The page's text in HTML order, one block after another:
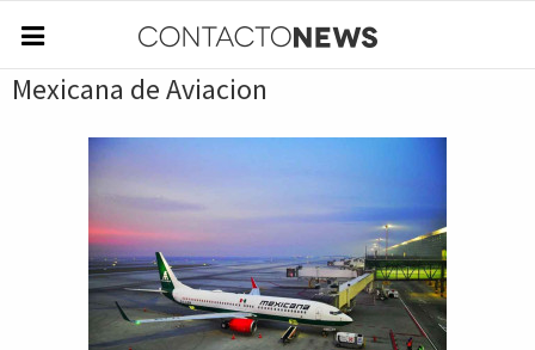
Mexicana de Aviacion